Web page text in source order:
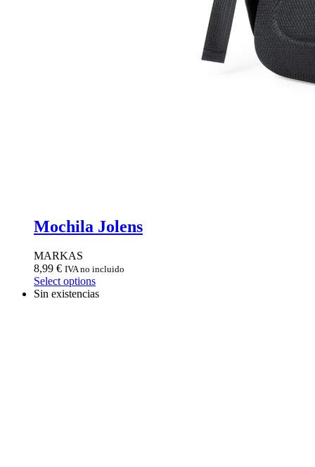
Mochila Jolens
MARKAS
8,99 € IVA no incluido
Select options
Sin existencias